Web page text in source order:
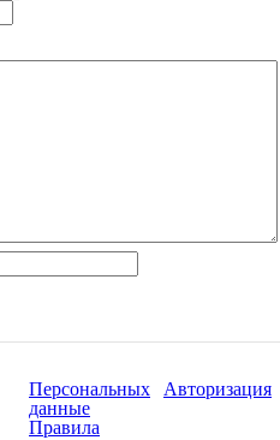
Персональных
данные
Правила
Авторизация